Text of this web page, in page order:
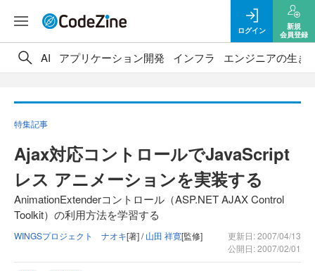
ログイン
新規
会員登録
AI アプリケーション開発 インフラ エンジニアの生き
特集記事
Ajax対応コントロールでJavaScript
レス アニメーションを実装する
AnimationExtenderコントロール（ASP.NET AJAX Control
Toolkit）の利用方法を学習する
WINGSプロジェクト ナオキ[著] /山田 祥寛[監修]
更新日: 2007/04/13
公開日: 2007/02/01